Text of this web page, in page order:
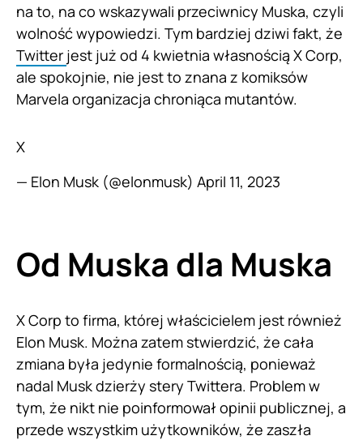
na to, na co wskazywali przeciwnicy Muska, czyli
wolność wypowiedzi. Tym bardziej dziwi fakt, że
Twitter jest już od 4 kwietnia własnością X Corp,
ale spokojnie, nie jest to znana z komiksów
Marvela organizacja chroniąca mutantów.
X
— Elon Musk (@elonmusk) April 11, 2023
Od Muska dla Muska
X Corp to firma, której właścicielem jest również
Elon Musk. Można zatem stwierdzić, że cała
zmiana była jedynie formalnością, ponieważ
nadal Musk dzierży stery Twittera. Problem w
tym, że nikt nie poinformował opinii publicznej, a
przede wszystkim użytkowników, że zaszła